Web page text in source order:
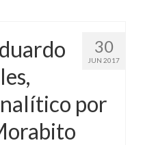
que hablar de Kevin
de Libros
30
JUN 2017
por